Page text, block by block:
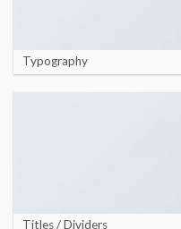
Typography
Titles / Dividers